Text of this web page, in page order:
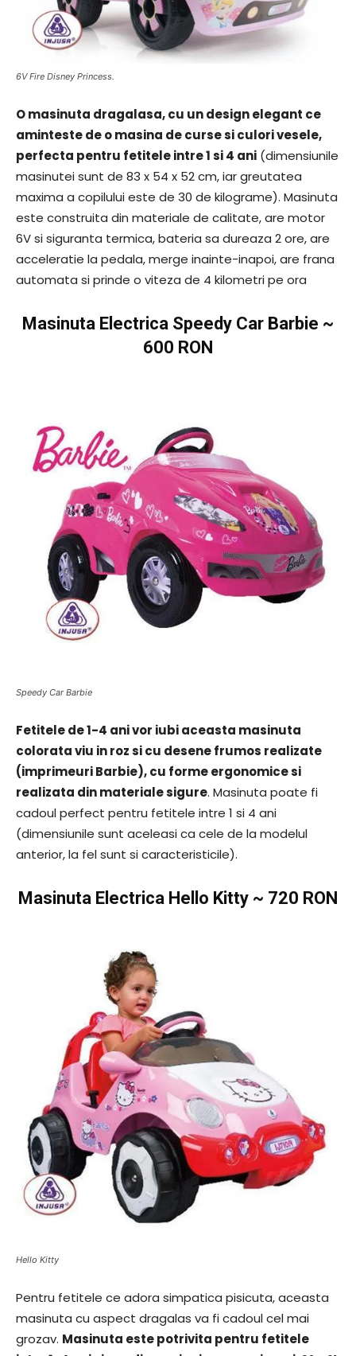
6V Fire Disney Princess.
O masinuta dragalasa, cu un design elegant ce
aminteste de o masina de curse si culori vesele,
perfecta pentru fetitele intre 1 si 4 ani (dimensiunile
masinutei sunt de 83 x 54 x 52 cm, iar greutatea
maxima a copilului este de 30 de kilograme). Masinuta
este construita din materiale de calitate, are motor
6V si siguranta termica, bateria sa dureaza 2 ore, are
acceleratie la pedala, merge inainte-inapoi, are frana
automata si prinde o viteza de 4 kilometri pe ora
Masinuta Electrica Speedy Car Barbie ~
600 RON
Speedy Car Barbie
Fetitele de 1-4 ani vor iubi aceasta masinuta
colorata viu in roz si cu desene frumos realizate
(imprimeuri Barbie), cu forme ergonomice si
realizata din materiale sigure. Masinuta poate fi
cadoul perfect pentru fetitele intre 1 si 4 ani
(dimensiunile sunt aceleasi ca cele de la modelul
anterior, la fel sunt si caracteristicile).
Masinuta Electrica Hello Kitty ~ 720 RON
Hello Kitty
Pentru fetitele ce adora simpatica pisicuta, aceasta
masinuta cu aspect dragalas va fi cadoul cel mai
grozav. Masinuta este potrivita pentru fetitele